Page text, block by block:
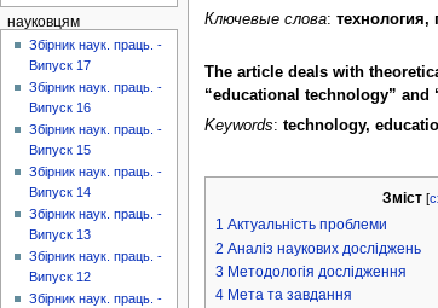
Ключевые слова: технология,
The article deals with
“educational technology” and
Keywords: technology,
Зміст [
1 Актуальність проблеми
2 Аналіз наукових досліджень
3 Методологія дослідження
4 Мета та завдання
науковцям
Збірник наук. праць. -
Випуск 17
Збірник наук. праць. -
Випуск 16
Збірник наук. праць. -
Випуск 15
Збірник наук. праць. -
Випуск 14
Збірник наук. праць. -
Випуск 13
Збірник наук. праць. -
Випуск 12
Збірник наук. праць. -